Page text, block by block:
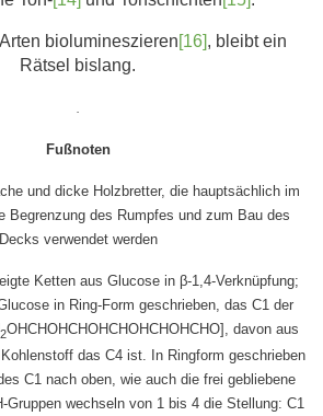
biolumineszieren[16], bleibt ein
Rätsel bislang.
Fußnoten
und dicke Holzbretter, die hauptsächlich im
Begrenzung des Rumpfes und zum Bau des
Decks verwendet werden
Ketten aus Glucose in β-1,4-Verknüpfung;
in Ring-Form geschrieben, das C1 der
2OHCHOHCHOHCHOHCHOHCHO], davon aus
das C4 ist. In Ringform geschrieben
C1 nach oben, wie auch die frei gebliebene
Gruppen wechseln von 1 bis 4 die Stellung: C1